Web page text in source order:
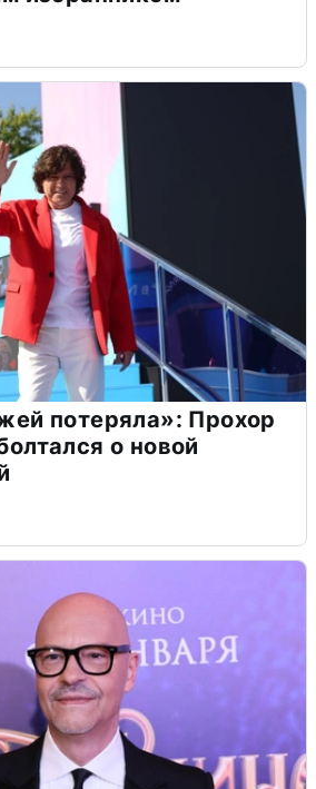
потеряла»: Прохор
о новой